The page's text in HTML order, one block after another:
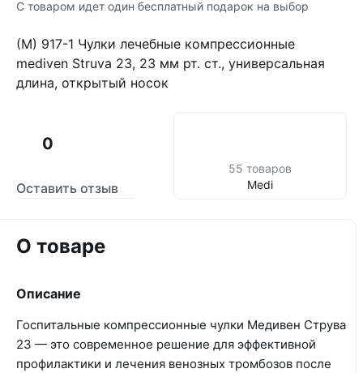
С товаром идет один бесплатный подарок на выбор
(М) 917-1 Чулки лечебные компрессионные
mediven Struva 23, 23 мм рт. ст., универсальная
длина, открытый носок
0
Оставить отзыв
55 товаров
Medi
О товаре
Описание
Госпитальные компрессионные чулки Медивен Струва
23 — это современное решение для эффективной
профилактики и лечения венозных тромбозов после